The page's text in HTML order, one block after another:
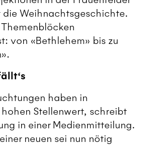
Weihnachtsgeschichte.
von «Bethlehem» bis zu
haben in
Stellenwert, schreibt
in einer Medienmitteilung.
neuen sei nun nötig